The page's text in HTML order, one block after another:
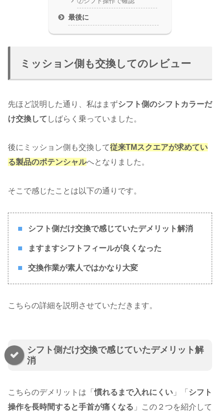
最後に
ミッション側も交換してのレビュー
先ほど説明した通り、私はまずシフト側のシフトカラーだ
け交換して しばらく乗っていました。
後にミッション側も交換して従来TMスクエアが求めてい
る製品のポテンシャルへとなりました。
そこで感じたことは以下の通りです。
シフト側だけ交換で感じていたデメリット解消
ますますシフトフィールが良くなった
交換作業が素人ではかなり大変
こちらの詳細を説明させていただきます。
シフト側だけ交換で感じていたデメリット解
消
こちらのデメリットは「慣れるまで入れにくい 」「 シフト
操作を長時間すると手首が痛くなる 」この２つを紹介して